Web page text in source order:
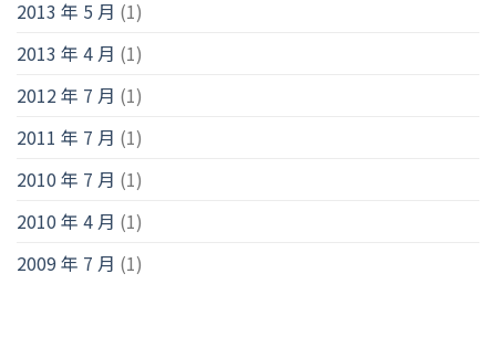
2013 年 5 月 (1)
2013 年 4 月 (1)
2012 年 7 月 (1)
2011 年 7 月 (1)
2010 年 7 月 (1)
2010 年 4 月 (1)
2009 年 7 月 (1)